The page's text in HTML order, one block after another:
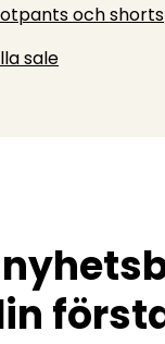
och shorts
sale